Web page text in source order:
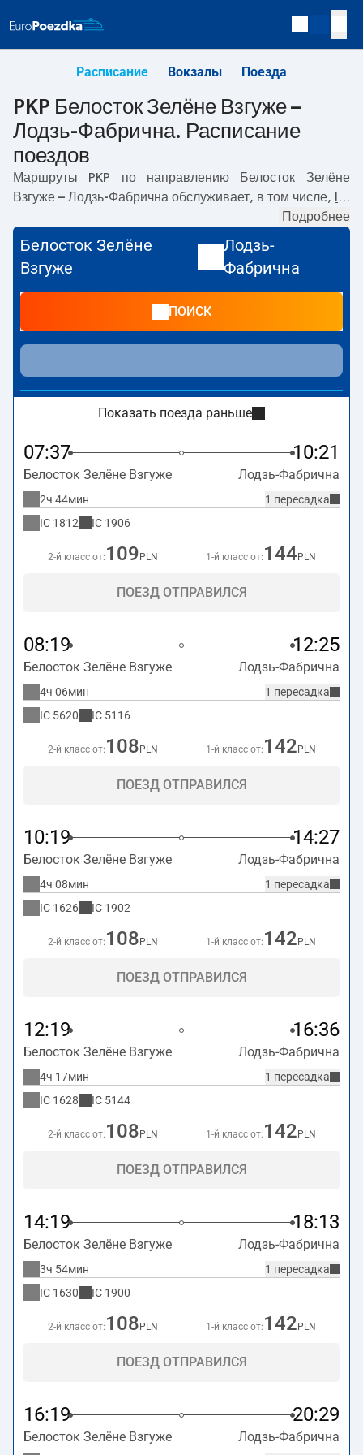
Расписание Вокзалы Поезда
PKP Белосток Зелёне Взгуже –
Лодзь-Фабрична. Расписание
поездов
Маршруты PKP по направлению
Белосток Зелёне
Взгуже – Лодзь-Фабрична обслуживает, в том числе, IC.
с вокзала PKP
Белосток Зелёне Взгуже. Последний поезд до Лодзь-
Фабрична отправляется в 20:19. По маршруту
Зелёне Взгуже
Лодзь-Фабричнатакже курсируют
другие поезда:- предлагают более низкую цену билета
и, как правило, более долгое время в пути. Поезд
заканчивает маршрут на станции Лодзь-Фабрична.
Подробнее
Белосток Зелёне
Взгуже
Лодзь-
Фабрична
ПОИСК
Показать поезда раньше
07:37 10:21
Белосток Зелёне Взгуже Лодзь-Фабрична
1 пересадка
2ч 44мин
IC 1812 IC 1906
2-й класс от: 109 PLN 1-й класс от: 144 PLN
ПОЕЗД ОТПРАВИЛСЯ
08:19 12:25
Белосток Зелёне Взгуже Лодзь-Фабрична
1 пересадка
4ч 06мин
IC 5620 IC 5116
2-й класс от: 108 PLN 1-й класс от: 142 PLN
ПОЕЗД ОТПРАВИЛСЯ
10:19 14:27
Белосток Зелёне Взгуже Лодзь-Фабрична
1 пересадка
4ч 08мин
IC 1626 IC 1902
2-й класс от: 108 PLN 1-й класс от: 142 PLN
ПОЕЗД ОТПРАВИЛСЯ
12:19 16:36
Белосток Зелёне Взгуже Лодзь-Фабрична
1 пересадка
4ч 17мин
IC 1628 IC 5144
2-й класс от: 108 PLN 1-й класс от: 142 PLN
ПОЕЗД ОТПРАВИЛСЯ
14:19 18:13
Белосток Зелёне Взгуже Лодзь-Фабрична
1 пересадка
3ч 54мин
IC 1630 IC 1900
2-й класс от: 108 PLN 1-й класс от: 142 PLN
ПОЕЗД ОТПРАВИЛСЯ
16:19 20:29
Белосток Зелёне Взгуже Лодзь-Фабрична